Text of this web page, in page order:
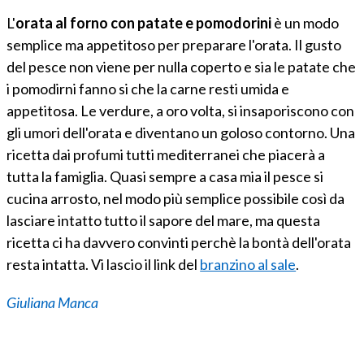
L'orata al forno con patate e pomodoriniè un modo
semplice ma appetitoso per preparare l'orata. Il gusto
del pesce non viene per nulla coperto e sia le patate che
i pomodirni fanno si che la carne resti umida e
appetitosa. Le verdure, a oro volta, si insaporiscono con
gli umori dell'orata e diventano un goloso contorno. Una
ricetta dai profumi tutti mediterranei che piacerà a
tutta la famiglia. Quasi sempre a casa mia il pesce si
cucina arrosto, nel modo più semplice possibile così da
lasciare intatto tutto il sapore del mare, ma questa
ricetta ci ha davvero convinti perchè la bontà dell'orata
resta intatta. Vi lascio il link del branzino al sale.
Giuliana Manca